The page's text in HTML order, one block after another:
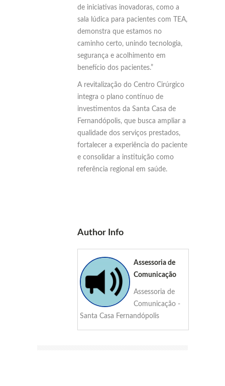
de iniciativas inovadoras, como a
sala lúdica para pacientes com TEA,
demonstra que estamos no
caminho certo, unindo tecnologia,
segurança e acolhimento em
benefício dos pacientes.”
A revitalização do Centro Cirúrgico
integra o plano contínuo de
investimentos da Santa Casa de
Fernandópolis, que busca ampliar a
qualidade dos serviços prestados,
fortalecer a experiência do paciente
e consolidar a instituição como
referência regional em saúde.
Author Info
Assessoria de
Comunicação
Assessoria de
Comunicação -
Santa Casa Fernandópolis